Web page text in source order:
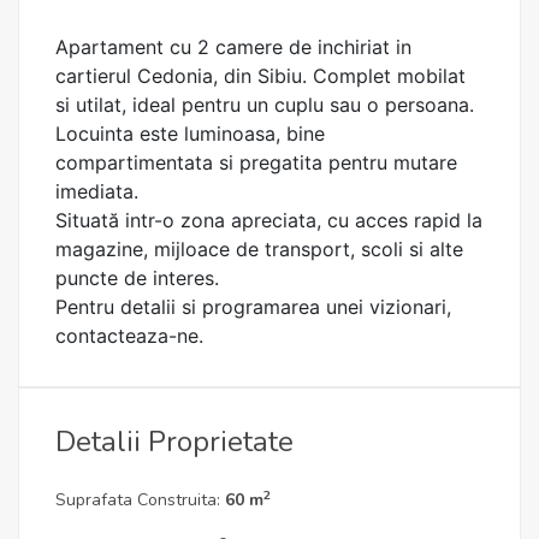
Apartament cu 2 camere de inchiriat in
cartierul Cedonia, din Sibiu. Complet mobilat
si utilat, ideal pentru un cuplu sau o persoana.
Locuinta este luminoasa, bine
compartimentata si pregatita pentru mutare
imediata.
Situată intr-o zona apreciata, cu acces rapid la
magazine, mijloace de transport, scoli si alte
puncte de interes.
Pentru detalii si programarea unei vizionari,
contacteaza-ne.
Detalii Proprietate
Suprafata Construita: 60 m2